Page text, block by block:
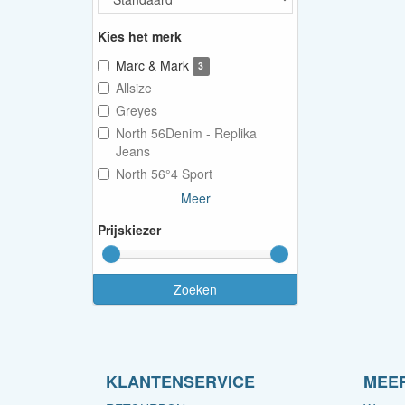
Kies het merk
Marc & Mark
3
Allsize
Greyes
North 56Denim - Replika
Jeans
North 56°4 Sport
Meer
Prijskiezer
Zoeken
KLANTENSERVICE